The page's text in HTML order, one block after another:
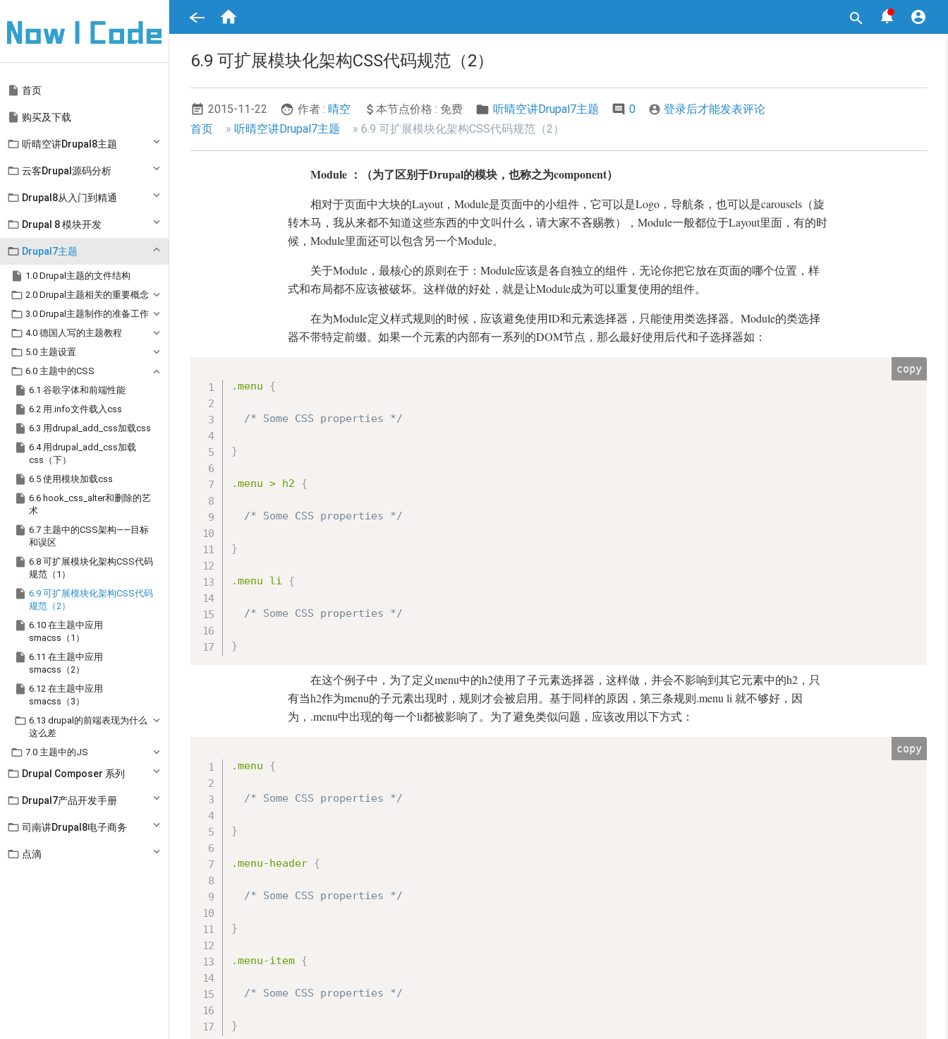
内
 


Main
navigation
 首页
 购买及下载
 听晴空讲Drupal8主题
 云客Drupal源码分析
 Drupal8从入门到精通
 Drupal 8 模块开发
 Drupal7主题
 1.0 Drupal主题的文件结构
 2.0 Drupal主题相关的重要概念
 3.0 Drupal主题制作的准备工作
 4.0 德国人写的主题教程
 5.0 主题设置
 6.0 主题中的CSS
 6.1 谷歌字体和前端性能
 6.2 用.info文件载入css
 6.3 用drupal_add_css加载css
 6.4 用drupal_add_css加载
css（下）
 6.5 使用模块加载css
 6.6 hook_css_alter和删除的艺
术
 6.7 主题中的CSS架构——目标
和误区
 6.8 可扩展模块化架构CSS代码
规范（1）
 6.9 可扩展模块化架构CSS代码
规范（2）
 6.10 在主题中应用
smacss（1）
 6.11 在主题中应用
smacss（2）
 6.12 在主题中应用
smacss（3）
 6.13 drupal的前端表现为什么
这么差
 7.0 主题中的JS
 Drupal Composer 系列
 Drupal7产品开发手册
 司南讲Drupal8电子商务
 点滴
6.9 可扩展模块化架构CSS代码规范（2）
2015-11-22 作者 : 晴空 本节点价格 : 免费 听晴空讲Drupal7主题 0  登录后才能发表评论
面
包
首页 听晴空讲Drupal7主题 6.9 可扩展模块化架构CSS代码规范（2）
Module ：（为了区别于Drupal的模块，也称之为component）
相对于页面中大块的Layout，Module是页面中的小组件，它可以是Logo，导航条，也可以是carousels（旋
转木马，我从来都不知道这些东西的中文叫什么，请大家不吝赐教），Module一般都位于Layout里面，有的时
候，Module里面还可以包含另一个Module。
关于Module，最核心的原则在于：Module应该是各自独立的组件，无论你把它放在页面的哪个位置，样
式和布局都不应该被破坏。这样做的好处，就是让Module成为可以重复使用的组件。
在为Module定义样式规则的时候，应该避免使用ID和元素选择器，只能使用类选择器。Module的类选择
器不带特定前缀。如果一个元素的内部有一系列的DOM节点，那么最好使用后代和子选择器如：
.menu {
/* Some CSS properties */
}
.menu > h2 {
/* Some CSS properties */
}
.menu li {
/* Some CSS properties */
}
copy
在这个例子中，为了定义menu中的h2使用了子元素选择器，这样做，并会不影响到其它元素中的h2，只
有当h2作为menu的子元素出现时，规则才会被启用。基于同样的原因，第三条规则.menu li 就不够好，因
为，.menu中出现的每一个li都被影响了。为了避免类似问题，应该改用以下方式：
.menu {
/* Some CSS properties */
}
.menu-header {
/* Some CSS properties */
}
.menu-item {
/* Some CSS properties */
}
copy